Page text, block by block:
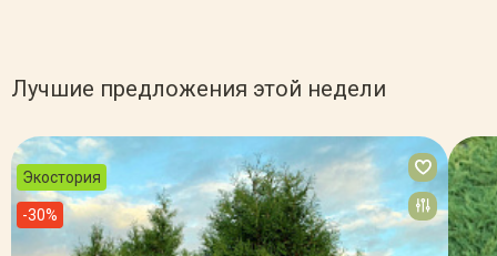
Лучшие предложения этой недели
Экостория
-30%